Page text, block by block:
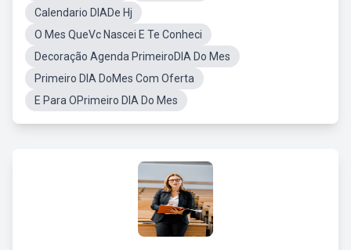
Calendario DIADe Hj
O Mes QueVc Nascei E Te Conheci
Decoração Agenda PrimeiroDIA Do Mes
Primeiro DIA DoMes Com Oferta
E Para OPrimeiro DIA Do Mes